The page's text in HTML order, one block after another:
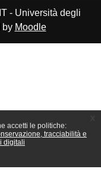
accetti le politiche:
tracciabilità e
digitali
- Università degli
by Moodle